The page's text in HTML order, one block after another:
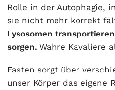
Rolle in der Autophagie,
sie nicht mehr korrekt
Lysosomen
sorgen.Wahre Kavaliere
Fasten sorgt über
unser Körper das eigene